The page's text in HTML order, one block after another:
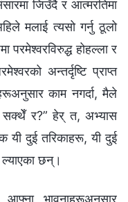
जिउँदै र आत्मरतिमा
मलाई त्यसो गर्नु ठूलो
परमेश्‍वरविरुद्ध होहल्ला र
अन्तर्दृष्टि प्राप्त
काम नगर्दा, मैले
सक्थेँ र?” हेर् त, अभ्यास
यी दुई तरिकाहरू, यी दुई
छन्।
आफ्ना भावनाहरूअनुसार